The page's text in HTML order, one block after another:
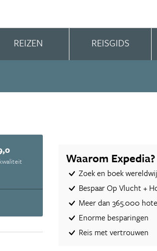
REIZEN REISGIDS
Waarom Expedia?
Zoek en boek
Bespaar Op Vlucht +
Meer dan 365.000
Enorme besparingen
Reis met vertrouwen